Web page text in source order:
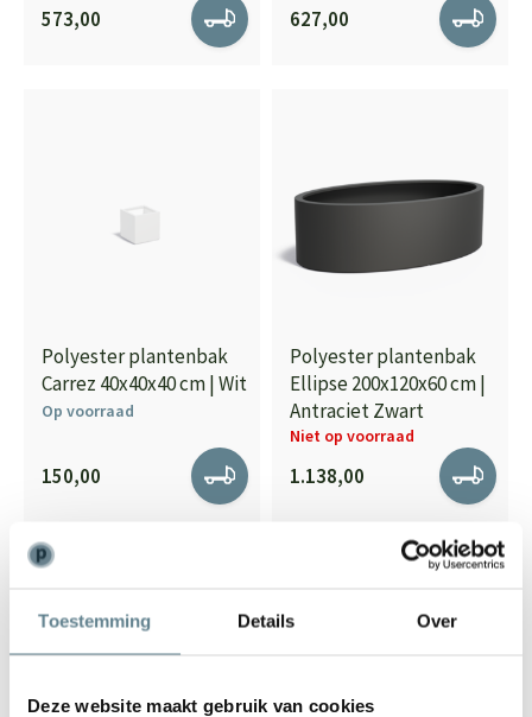
Toestemming Details Over
Deze website maakt gebruik van cookies
573,00 627,00
Polyester plantenbak
Carrez 40x40x40 cm | Wit
Op voorraad
150,00
Polyester plantenbak
Ellipse 200x120x60 cm |
Antraciet Zwart
Niet op voorraad
1.138,00